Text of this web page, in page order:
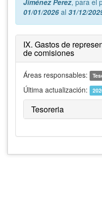
Jiménez Perez, para el
01/01/2026 al 31/12/
IX. Gastos de
de comisiones
Áreas responsables:
Última actualización:
Tesoreria